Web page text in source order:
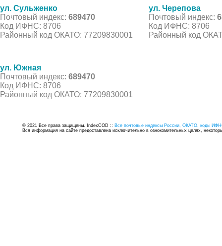
ул. Сульженко
Почтовый индекс: 689470
Код ИФНС: 8706
Районный код ОКАТО: 77209830001
ул. Черепова
Почтовый индекс:
Код ИФНС: 8706
Районный код
ул. Южная
Почтовый индекс: 689470
Код ИФНС: 8706
Районный код ОКАТО: 77209830001
© 2021 Все права защищены. IndexCOD :: Все почтовые индексы России, ОКАТО, коды
Вся информация на сайте предоставлена исключительно в ознокомительных целях,